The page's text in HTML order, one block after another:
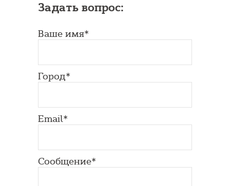
Задать вопрос:
Ваше имя*
Город*
Email*
Сообщение*